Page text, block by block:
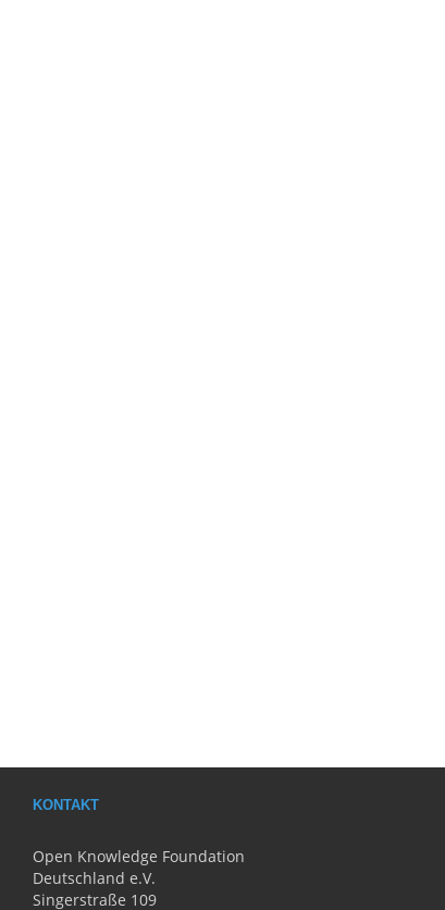
KONTAKT
Open Knowledge Foundation
Deutschland e.V.
Singerstraße 109